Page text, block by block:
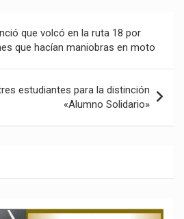
que volcó en la ruta 18 por
que hacían maniobras en moto
estudiantes para la distinción
«Alumno Solidario»